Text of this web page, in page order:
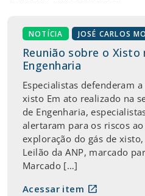
NOTÍCIA JOSÉ CARLOS
Reunião sobre o Xisto
Engenharia
Especialistas defenderam
xisto Em ato realizado na
de Engenharia,
alertaram para os riscos
exploração do gás de
Leilão da ANP, marcado
Marcado […]
Acessar item open_in_new